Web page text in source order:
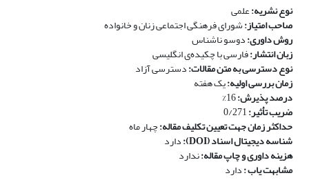
نوع نشریه:علمی
صاحب امتیاز:شورای فرهنگی اجتماعی زنان و خانواده
روش داوری:دوسو ناشناس
زبان انتشار:فارسی با چکیده‌ی انگلیسی
نوع دسترسی به متن مقالات:دسترسی آزاد
زمان بررسی اولیه:یک هفته
درصد پذیرش:
ضریب تأثیر:
حداکثر زمان جهت تعیین تکلیف مقاله:چهار ماه
شناسه دیجیتال اسناد (DOI): دارد
هزینه داوری و چاپ مقاله:ندارد
مشابهت یاب :دارد